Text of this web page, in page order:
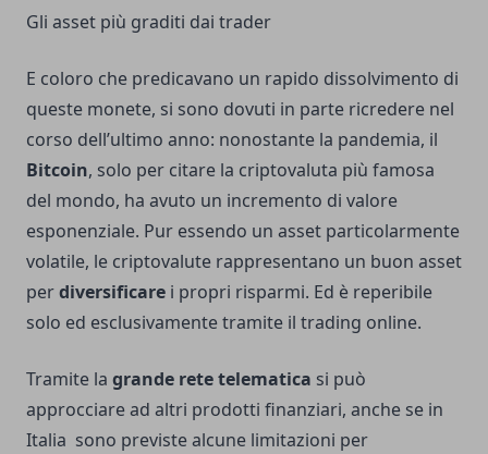
Gli asset più graditi dai trader
E coloro che predicavano un rapido dissolvimento di
queste monete, si sono dovuti in parte ricredere nel
corso dell’ultimo anno: nonostante la pandemia, il
Bitcoin, solo per citare la criptovaluta più famosa
del mondo, ha avuto un incremento di valore
esponenziale. Pur essendo un asset particolarmente
volatile, le criptovalute rappresentano un buon asset
perdiversificare i propri risparmi. Ed è reperibile
solo ed esclusivamente tramite il trading online.
Tramite la grande rete telematica si può
approcciare ad altri prodotti finanziari, anche se in
Italia sono previste alcune limitazioni per